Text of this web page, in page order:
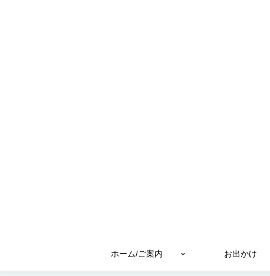
ホーム/ご案内 お出かけ